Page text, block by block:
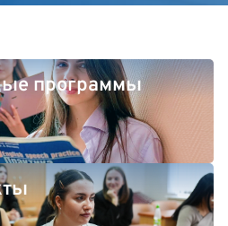
программы